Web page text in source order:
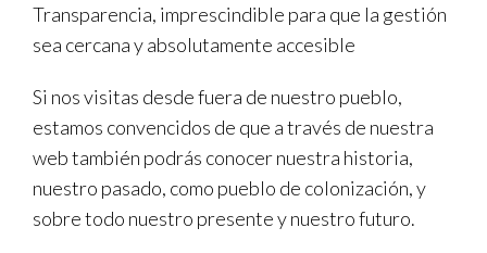
Transparencia, imprescindible para que la gestión
sea cercana y absolutamente accesible
Si nos visitas desde fuera de nuestro pueblo,
estamos convencidos de que a través de nuestra
web también podrás conocer nuestra historia,
nuestro pasado, como pueblo de colonización, y
sobre todo nuestro presente y nuestro futuro.